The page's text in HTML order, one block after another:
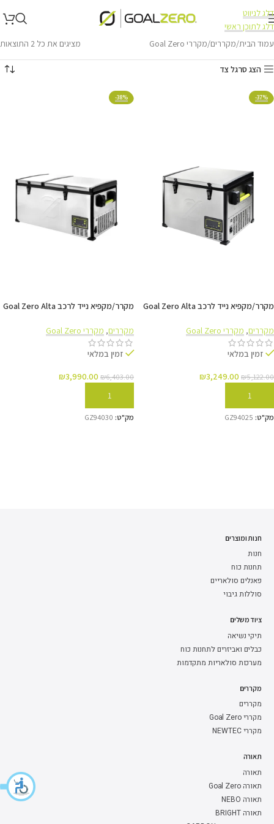
דלג לניווט
דלג לתוכן ראשי
עמוד הבית מקררים מקררי Goal Zero מציגים את כל ⁦2⁩ התוצאות
הצג סרגל צד
-37%
מקרר/מקפיא נייד לרכב Goal Zero Alta
מקררים, מקררי Goal Zero
זמין במלאי
₪5,122.00
₪3,249.00
הוספה לסל
מק"ט: GZ94025
-38%
מקרר/מקפיא נייד לרכב Goal Zero Alta
מקררים, מקררי Goal Zero
זמין במלאי
₪6,403.00
₪3,990.00
הוספה לסל
מק"ט: GZ94030
חנות ומוצרים
חנות
תחנות כוח
פאנלים סולאריים
סוללות גיבוי
ציוד משלים
תיקי נשיאה
כבלים ואביזרים לתחנות כוח
מערכות סולאריות מתקדמות
מקררים
מקררים
מקררי Goal Zero
מקררי NEWTEC
תאורה
תאורה
תאורה Goal Zero
תאורה NEBO
תאורה BRIGHT